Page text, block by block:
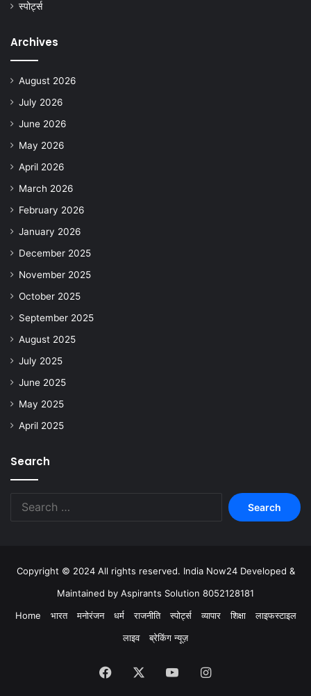
स्पोर्ट्स
Archives
August 2026
July 2026
June 2026
May 2026
April 2026
March 2026
February 2026
January 2026
December 2025
November 2025
October 2025
September 2025
August 2025
July 2025
June 2025
May 2025
April 2025
Search
Copyright © 2024 All rights reserved. India Now24 Developed &
Maintained by Aspirants Solution 8052128181
Home
भारत मनोरंजन धर्म राजनीति स्पोर्ट्स व्यापार शिक्षा
लाइफस्टाइल
लाइव
ब्रेकिंग न्यूज़